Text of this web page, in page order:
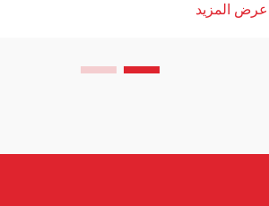
اختيارات عشوائية، بل هي حلول تم اختيارها
عرض المزيد